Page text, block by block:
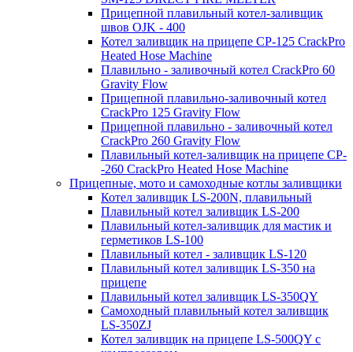
Прицепной плавильный котел-заливщик
швов OJK - 400
Котел заливщик на прицепе CP-125 CrackPro
Heated Hose Machine
Плавильно - заливочный котел CrackPro 60
Gravity Flow
Прицепной плавильно-заливочный котел
CrackPro 125 Gravity Flow
Прицепной плавильно - заливочный котел
CrackPro 260 Gravity Flow
Плавильный котел-заливщик на прицепе CP-
-260 CrackPro Heated Hose Machine
Прицепные, мото и самоходные котлы заливщики
Котел заливщик LS-200N, плавильный
Плавильный котел заливщик LS-200
Плавильный котел-заливщик для мастик и
герметиков LS-100
Плавильный котел - заливщик LS-120
Плавильный котел заливщик LS-350 на
прицепе
Плавильный котел заливщик LS-350QY
Самоходный плавильный котел заливщик
LS-350ZJ
Котел заливщик на прицепе LS-500QY с